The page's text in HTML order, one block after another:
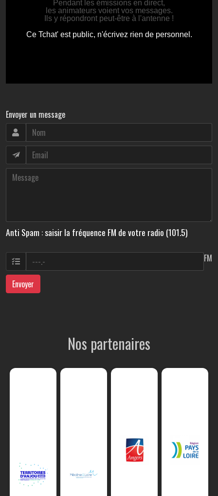
Envoyer un message
Anti Spam : saisir la fréquence FM de votre radio (101.5)
FM
Envoyer
Nos partenaires